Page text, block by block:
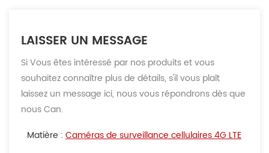
LAISSER UN MESSAGE
Si Vous êtes intéressé par nos produits et vous
souhaitez connaître plus de détails, s'il vous plaît
laissez un message ici, nous vous répondrons dès que
nous Can.
Matière : Caméras de surveillance cellulaires 4G LTE